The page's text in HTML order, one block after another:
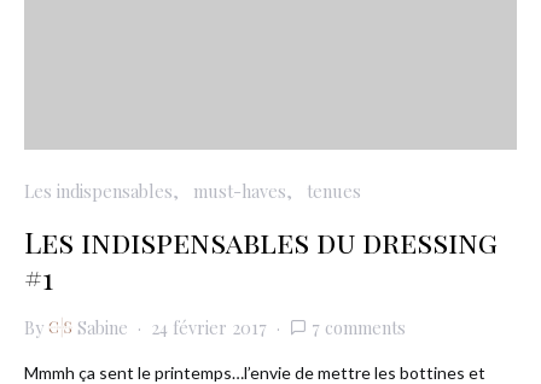
Les indispensables must-haves tenues
Les indispensables du dressing
#1
By Sabine 24 février 2017 7 comments
Mmmh ça sent le printemps…l’envie de mettre les bottines et